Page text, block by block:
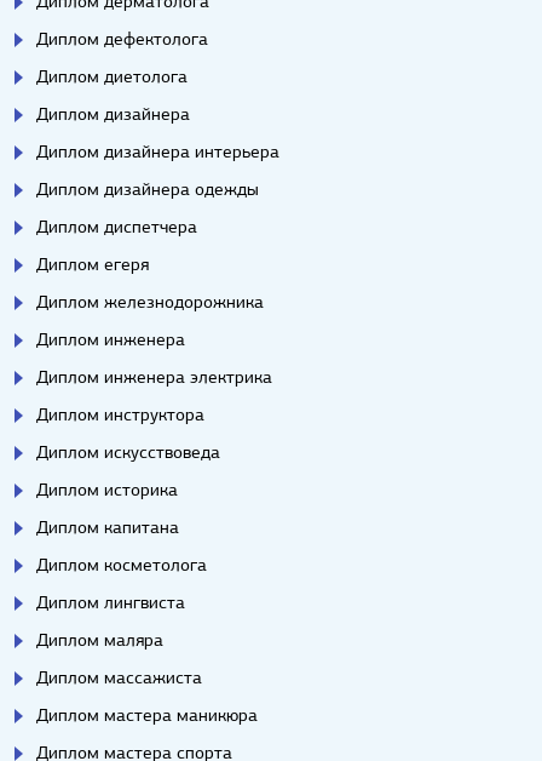
Диплом дефектолога
Диплом диетолога
Диплом дизайнера
Диплом дизайнера интерьера
Диплом дизайнера одежды
Диплом диспетчера
Диплом егеря
Диплом железнодорожника
Диплом инженера
Диплом инженера электрика
Диплом инструктора
Диплом искусствоведа
Диплом историка
Диплом капитана
Диплом косметолога
Диплом лингвиста
Диплом маляра
Диплом массажиста
Диплом мастера маникюра
Диплом мастера спорта